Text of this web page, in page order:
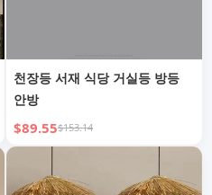
천장등 서재 식당 거실등 방등
안방
$89.55$153.14